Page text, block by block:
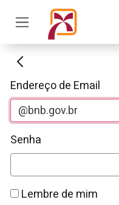
Autenticação
Endereço de Email
Senha
Lembre de mim